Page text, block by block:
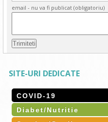
email - nu va fi publicat (obligatoriu)
SITE-URI DEDICATE
COVID-19
Diabet/Nutritie